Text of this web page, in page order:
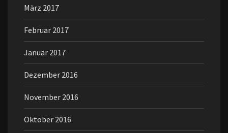
März 2017
Februar 2017
Januar 2017
Dezember 2016
November 2016
Oktober 2016